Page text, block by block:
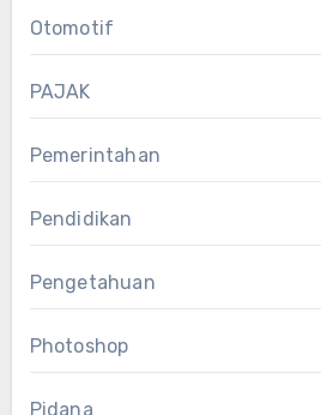
Otomotif
PAJAK
Pemerintahan
Pendidikan
Pengetahuan
Photoshop
Pidana